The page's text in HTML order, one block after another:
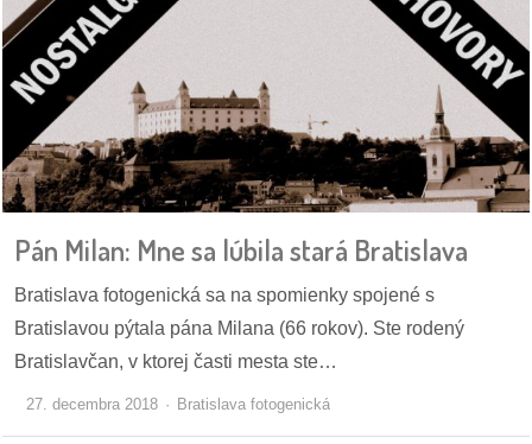
Pán Milan: Mne sa lúbila stará Bratislava
Bratislava fotogenická sa na spomienky spojené s
Bratislavou pýtala pána Milana (66 rokov). Ste rodený
Bratislavčan, v ktorej časti mesta ste…
27. decembra 2018 Bratislava fotogenická